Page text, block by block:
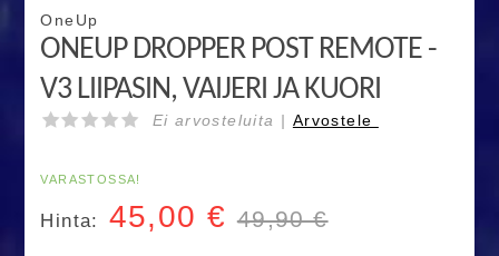
OneUp
ONEUP DROPPER POST REMOTE -
V3 LIIPASIN, VAIJERI JA KUORI
Ei arvosteluita | Arvostele
VARASTOSSA!
Hinta: 45,00 € 49,90 €